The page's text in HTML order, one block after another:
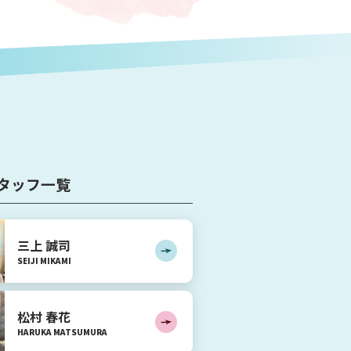
ッフ一覧
三上 誠司
SEIJI MIKAMI
松村 春花
HARUKA MATSUMURA